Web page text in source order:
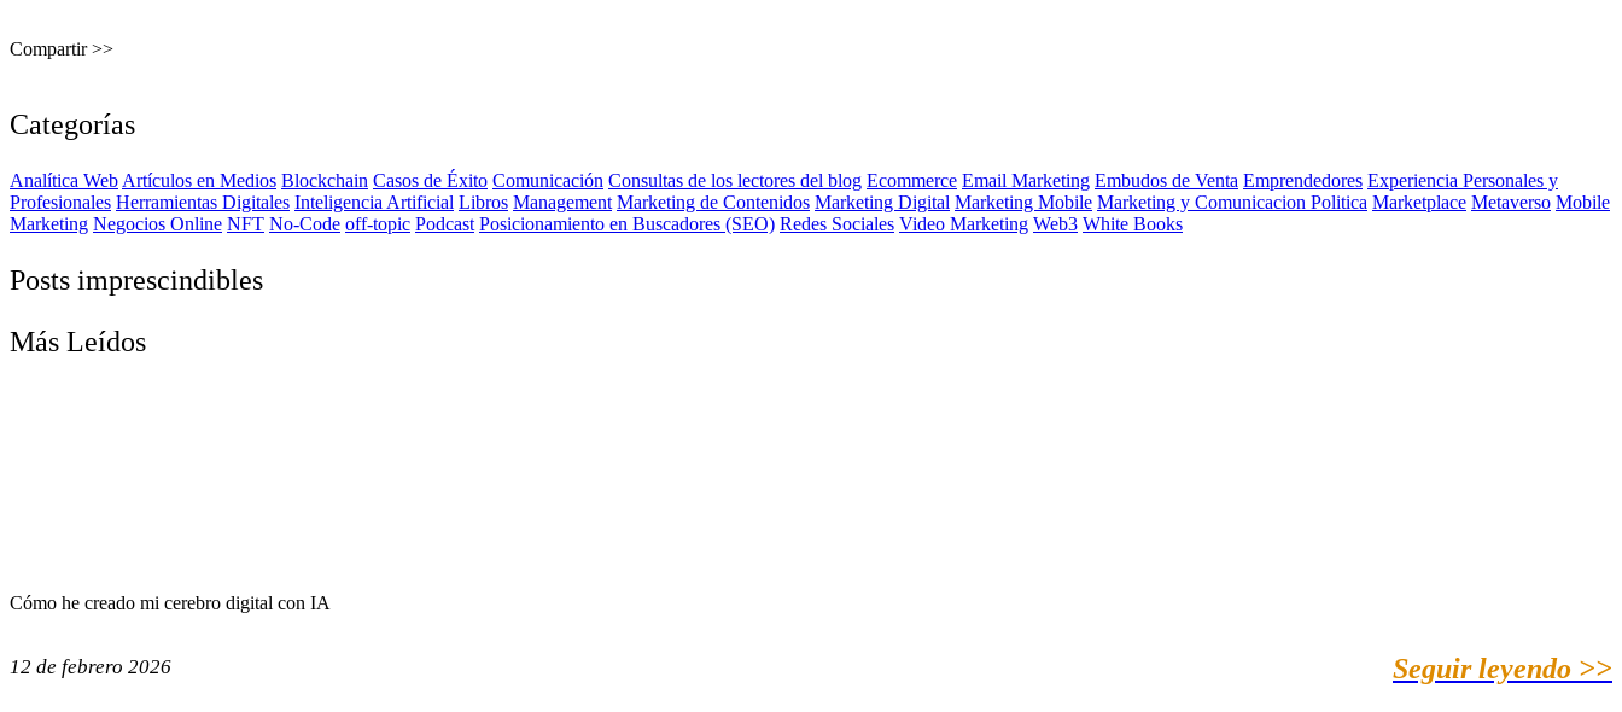
Compartir >>
Categorías
Analítica Web Artículos en Medios Blockchain Casos de Éxito Comunicación Consultas de los lectores del blog Ecommerce Email Marketing Embudos de Venta Emprendedores Experiencia Personales y
Profesionales Herramientas Digitales Inteligencia Artificial Libros Management Marketing de Contenidos Marketing Digital Marketing Mobile Marketing y Comunicacion Politica Marketplace Metaverso Mobile
Marketing Negocios Online NFT No-Code off-topic Podcast Posicionamiento en Buscadores (SEO) Redes Sociales Video Marketing Web3 White Books
Posts imprescindibles
Más Leídos
Cómo he creado mi cerebro digital con IA
12 de febrero 2026 Seguir leyendo >>